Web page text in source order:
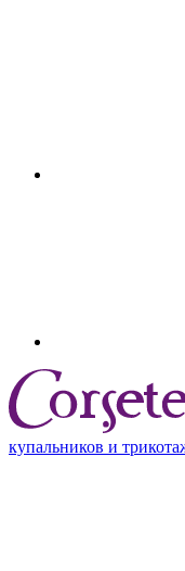
купальников и